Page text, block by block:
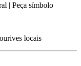
| Peça símbolo
locais